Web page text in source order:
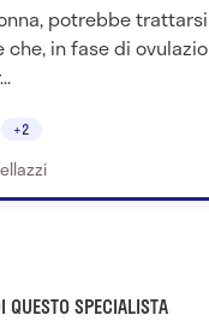
potrebbe
che, in fase di
+2
QUESTO SPECIALISTA